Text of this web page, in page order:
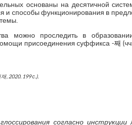
основаны на десятичной
и способы функционирования в
можно проследить в
присоединения суффикса -째
재, 2020. 199 с.).
согласно инструкции